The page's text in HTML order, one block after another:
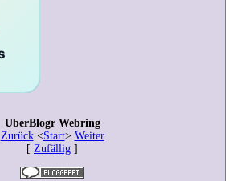
UberBlogr Webring
Zurück<Start> Weiter
[ Zufällig ]